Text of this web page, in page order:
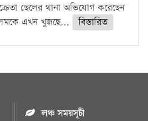
ছেলের থানা অভিযোগ করেছেন
এখন খুজছে...
বিস্তারিত
লঞ্চ সময়সূচী